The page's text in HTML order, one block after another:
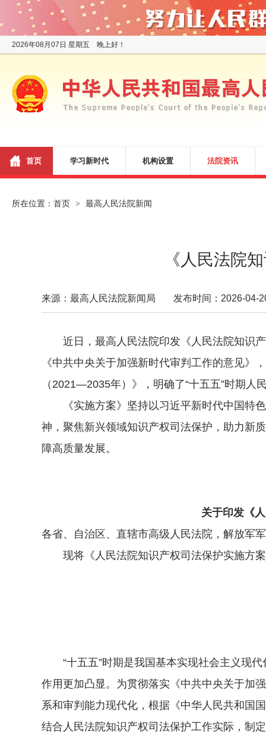
2026年08月07日 星期五 晚上好！
首页 学习新时代 机构设置 法院资讯
所在位置： 首页 > 最高人民法院新闻
《人民法院
来源：最高人民法院新闻局 发布时间：2026-04-
近日，最高人民法院印发《人民法院知识
《中共中央关于加强新时代审判工作的意见
（2021—2035年）》，明确了“十五五”时期
《实施方案》坚持以习近平新时代中国特色
神，聚焦新兴领域知识产权司法保护，助力新
障高质量发展。
关于印发《
各省、自治区、直辖市高级人民法院，解放军
现将《人民法院知识产权司法保护实施方
“十五五”时期是我国基本实现社会主义现代
作用更加凸显。为贯彻落实《中共中央关于加
系和审判能力现代化，根据《中华人民共和国
结合人民法院知识产权司法保护工作实际，制